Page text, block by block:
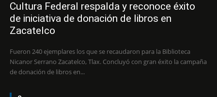
Cultura Federal respalda y reconoce éxito
de iniciativa de donación de libros en
Zacatelco
Fueron 240 ejemplares los que se recaudaron para la Biblioteca
Nicanor Serrano Zacatelco, Tlax. Concluyó con gran éxito la campaña
de donación de libros en...